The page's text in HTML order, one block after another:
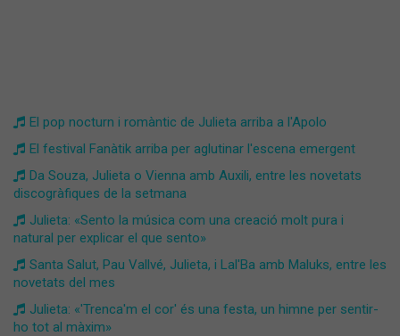
El pop nocturn i romàntic de Julieta arriba a l'Apolo
El festival Fanàtik arriba per aglutinar l'escena emergent
Da Souza, Julieta o Vienna amb Auxili, entre les novetats
discogràfiques de la setmana
Julieta: «Sento la música com una creació molt pura i
natural per explicar el que sento»
Santa Salut, Pau Vallvé, Julieta, i Lal'Ba amb Maluks, entre les
novetats del mes
Julieta: «'Trenca'm el cor' és una festa, un himne per sentir-
ho tot al màxim»